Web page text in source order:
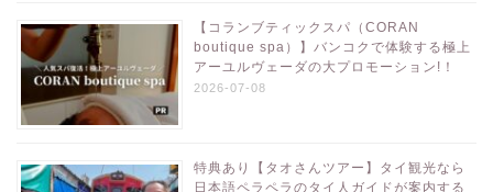
【コランブティックスパ（CORAN
boutique spa）】バンコクで体験する極上
アーユルヴェーダの大プロモーション!！
2026-07-08
特典あり【タオさんツアー】タイ観光なら
日本語ペラペラのタイ人ガイドが案内する